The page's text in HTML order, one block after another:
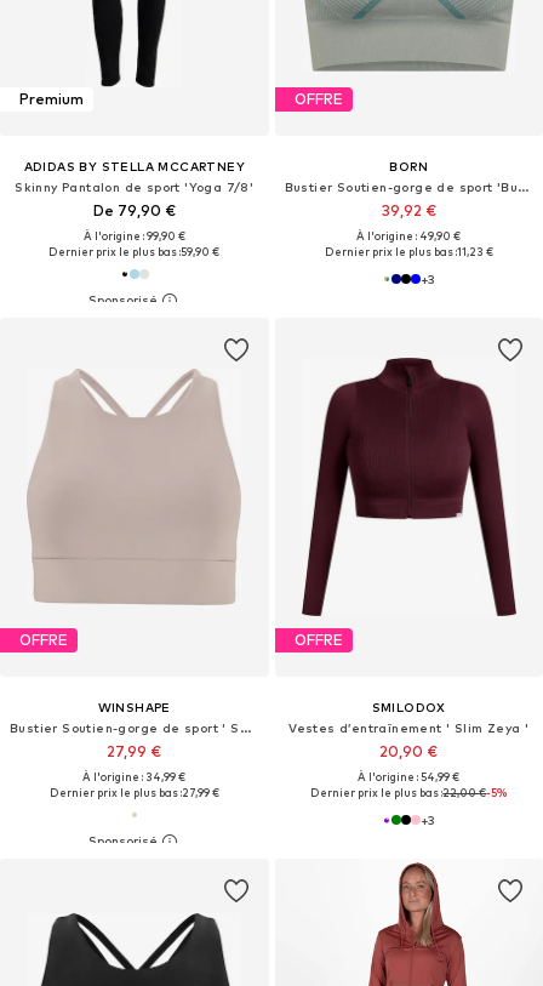
Premium
ADIDAS BY STELLA MCCARTNEY
Skinny Pantalon de sport 'Yoga 7/8'
De 79,90 €
À l'origine : 99,90 €
Dernier prix le plus bas :59,90 €
OFFRE
BORN
Bustier Soutien-gorge de sport 'Buddha'
39,92 €
À l'origine : 49,90 €
Dernier prix le plus bas :11,23 €
+3
OFFRE
WINSHAPE
Bustier Soutien-gorge de sport ' SB103C '
27,99 €
À l'origine : 34,99 €
Dernier prix le plus bas :27,99 €
OFFRE
SMILODOX
Vestes d’entraînement ' Slim Zeya '
20,90 €
À l'origine : 54,99 €
Dernier prix le plus bas :22,00 €-5%
+3